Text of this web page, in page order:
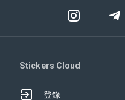
Stickers Cloud
登錄